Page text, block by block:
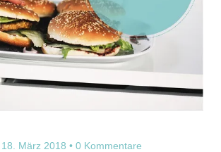
18. März 2018 0 Kommentare